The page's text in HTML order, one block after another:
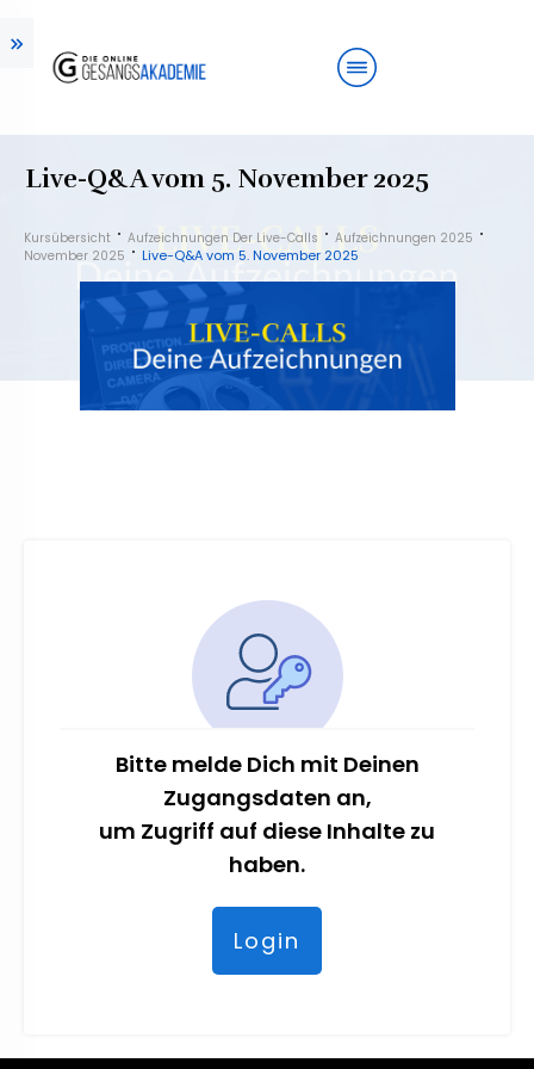
Live-Q&A vom 5. November 2025
Kursübersicht Aufzeichnungen Der Live-Calls
Aufzeichnungen 2025
November 2025
Live-Q&A vom 5. November 2025
Bitte melde Dich mit Deinen
Zugangsdaten an,
um Zugriff auf diese Inhalte zu
haben.
Login